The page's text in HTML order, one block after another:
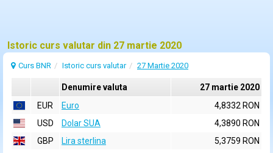
Istoric curs valutar din 27 martie 2020
Curs BNR Istoric curs valutar 27 Martie 2020
Denumire valuta
27 martie 2020
EUR
Euro
4,8332 RON
USD
Dolar SUA
4,3890 RON
GBP
Lira sterlina
5,3759 RON